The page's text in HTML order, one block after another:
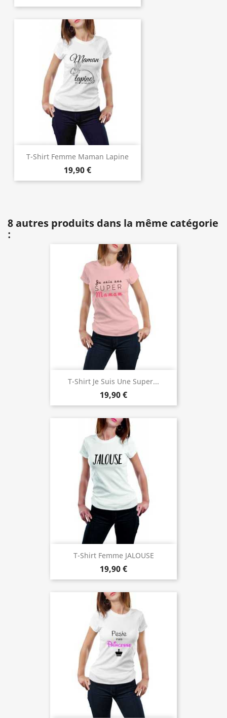
T-Shirt Femme Maman Lapine
19,90 €
8 autres produits dans la même catégorie
:
T-Shirt Je Suis Une Super...
19,90 €
T-Shirt Femme JALOUSE
19,90 €